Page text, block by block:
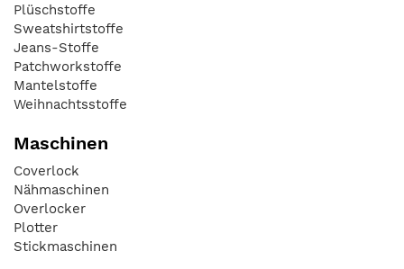
Plüschstoffe
Sweatshirtstoffe
Jeans-Stoffe
Patchworkstoffe
Mantelstoffe
Weihnachtsstoffe
Maschinen
Coverlock
Nähmaschinen
Overlocker
Plotter
Stickmaschinen